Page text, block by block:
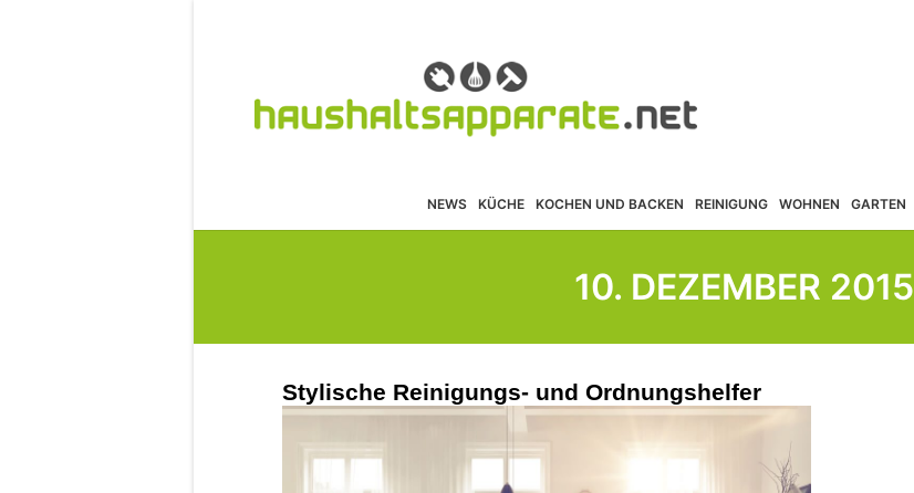
NEWS KÜCHE KOCHEN UND BACKEN REINIGUNG WOHNEN GARTEN
10. DEZEMBER 2015
Stylische Reinigungs- und Ordnungshelfer